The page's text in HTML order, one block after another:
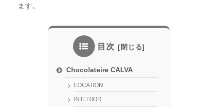
ます。
目次
Chocolateire CALVA
LOCATION
INTERIOR